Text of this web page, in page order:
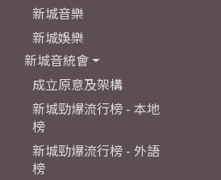
新城音樂
新城娛樂
新城音統會
成立原意及架構
新城勁爆流行榜 - 本地
榜
新城勁爆流行榜 - 外語
榜